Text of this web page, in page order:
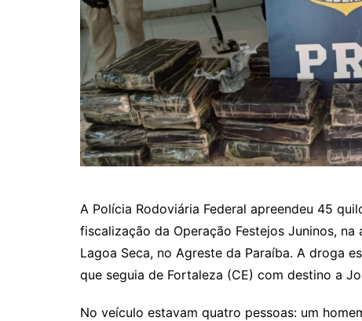
A Polícia Rodoviária Federal apreendeu 45
fiscalização da Operação Festejos Juninos,
Lagoa Seca, no Agreste da Paraíba. A droga
que seguia de Fortaleza (CE) com destino a
No veículo estavam quatro pessoas: um